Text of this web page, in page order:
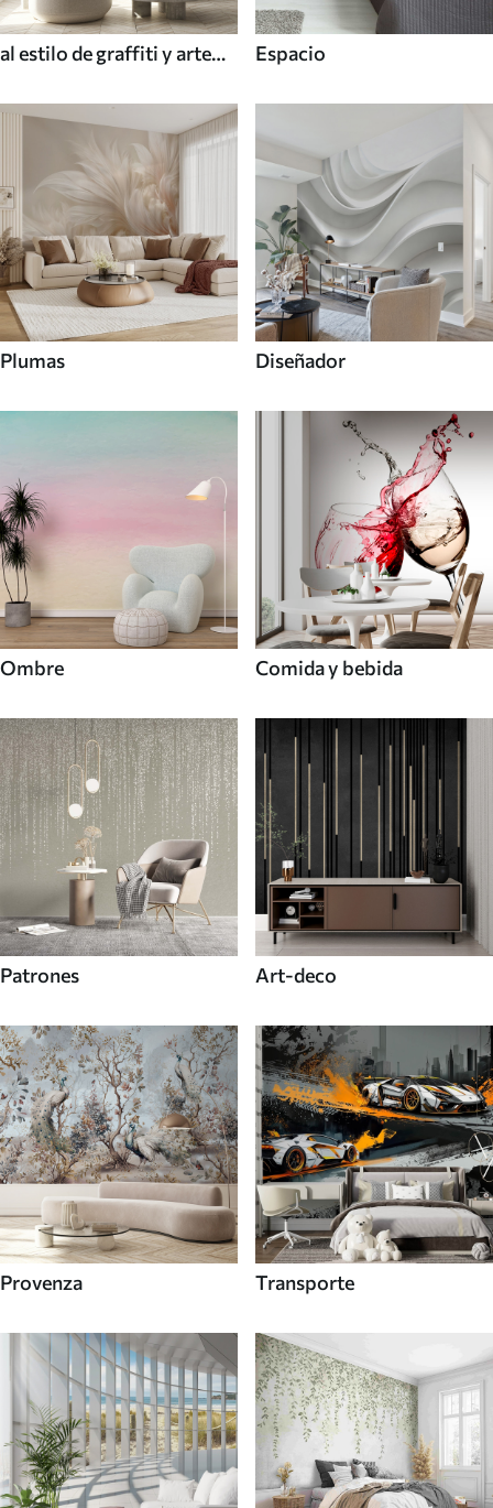
al estilo de graffiti y arte
Espacio
Plumas Diseñador
Ombre Comida y bebida
Patrones Art-deco
Provenza Transporte